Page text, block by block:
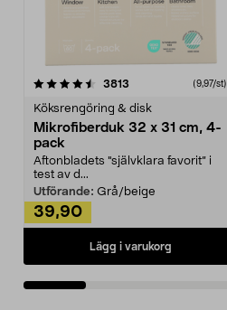
3813 (9,97/st)
Köksrengöring & disk
Mikrofiberduk 32 x 31 cm, 4-
pack
Aftonbladets "självklara favorit” i
test av d...
Utförande: Grå/beige
39,90
Lägg i varukorg
4.0av 5 stjärnor